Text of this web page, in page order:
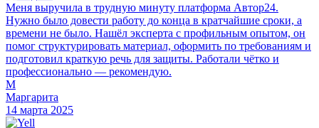
Меня выручила в трудную минуту платформа Автор24.
Нужно было довести работу до конца в кратчайшие сроки, а
времени не было. Нашёл эксперта с профильным опытом, он
помог структурировать материал, оформить по требованиям и
подготовил краткую речь для защиты. Работали чётко и
профессионально — рекомендую.
М
Маргарита
14 марта 2025